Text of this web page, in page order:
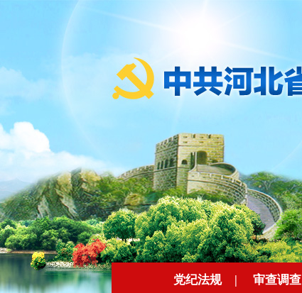
党纪法规 | 审查调查